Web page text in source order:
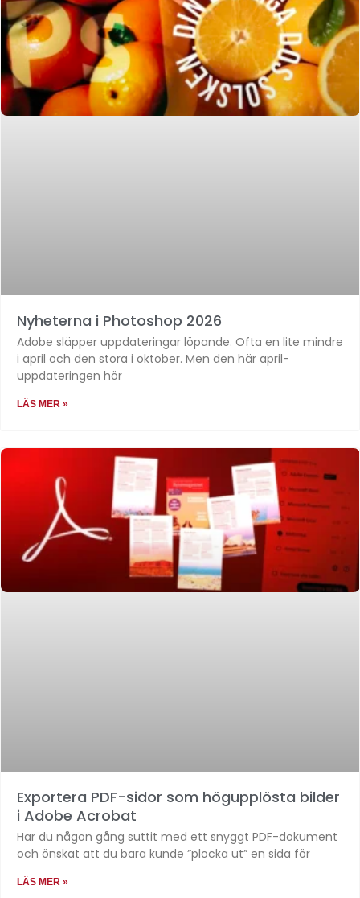
Nyheterna i Photoshop 2026
Adobe släpper uppdateringar löpande. Ofta en lite mindre
i april och den stora i oktober. Men den här april-
uppdateringen hör
LÄS MER »
Exportera PDF-sidor som högupplösta bilder
i Adobe Acrobat
Har du någon gång suttit med ett snyggt PDF-dokument
och önskat att du bara kunde ”plocka ut” en sida för
LÄS MER »